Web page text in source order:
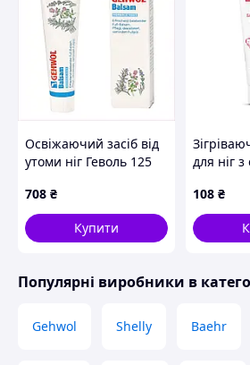
Освіжаючий засіб від
утоми ніг Геволь 125
708 ₴
Купити
для ніг
Shelly 45
108 ₴
Популярні виробники в
Gehwol Shelly Baehr